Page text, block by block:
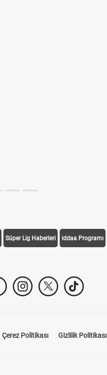
Süper Lig Haberleri iddaa Programı
Çerez Politikası Gizlilik Politikası